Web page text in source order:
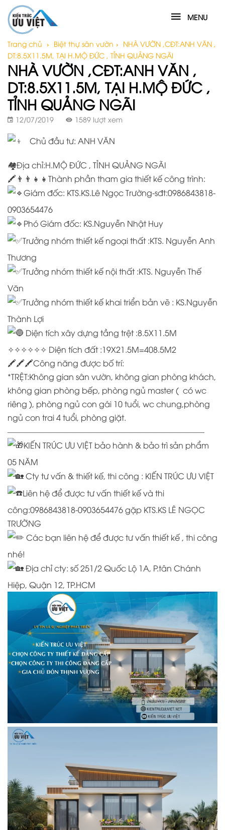
MENU
Trang chủ › Biệt thự sân vườn › NHÀ VƯỜN ,CĐT:ANH VĂN ,
DT:8.5X11.5M, TẠI H.MỘ ĐỨC , TỈNH QUẢNG NGÃI
NHÀ VƯỜN ,CĐT:ANH VĂN ,
DT:8.5X11.5M, TẠI H.MỘ ĐỨC ,
TỈNH QUẢNG NGÃI
12/07/2019 1589 lượt xem
Chủ đầu tư: ANH VĂN
🏘Địa chỉ:H.MỘ ĐỨC , TỈNH QUẢNG NGÃI
🖍👨‍👨‍👧‍👧Thành phần tham gia thiết kế công trình:
Giám đốc: KTS.KS.Lê Ngọc Trường-sđt:0986843818-
0903654476
Phó Giám đốc: KS.Nguyễn Nhật Huy
Trưởng nhóm thiết kế ngoại thất :KTS. Nguyễn Anh
Thương
Trưởng nhóm thiết kế nội thất :KTS. Nguyễn Thế
Văn
Trưởng nhóm thiết kế khai triển bản vẽ : KS.Nguyễn
Thành Lợi
Diện tích xây dựng tầng trệt :8.5X11.5M
✧✧✧✧✧✧ Diện tích đất :19X21.5M=408.5M2
🖍🖍🖍Công năng được bố trí:
*TRỆT:Không gian sân vườn, không gian phòng khách,
không gian phòng bếp, phòng ngủ master ( có wc
riêng ), phòng ngủ con gái 10 tuổi, wc chung,phòng
ngủ con trai 4 tuổi, phòng giặt.
————————————————————————–
KIẾN TRÚC ƯU VIỆT bảo hành & bảo trì sản phẩm
05 NĂM
Cty tư vấn & thiết kế, thi công : KIẾN TRÚC ƯU VIỆT
Liên hệ để được tư vấn thiết kế và thi
công:0986843818-0903654476 gặp KTS.KS LÊ NGỌC
TRƯỜNG
Các bạn liên hệ để được tư vấn thiết kế , thi công
nhé!
Địa chỉ cty: số 251/2 Quốc Lộ 1A, P.tân Chánh
Hiệp, Quận 12, TP.HCM